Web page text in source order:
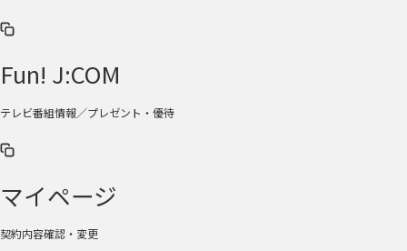
Fun! J:COM
テレビ番組情報／プレゼント・優待
マイページ
契約内容確認・変更